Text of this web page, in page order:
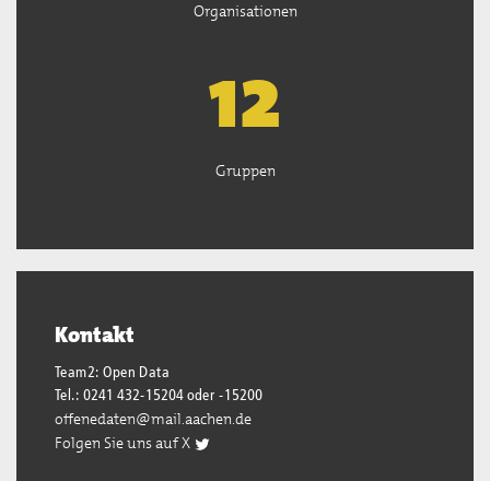
Organisationen
13
Gruppen
Kontakt
Team2: Open Data
Tel.: 0241 432-15204 oder -15200
offenedaten@mail.aachen.de
Folgen Sie uns auf X